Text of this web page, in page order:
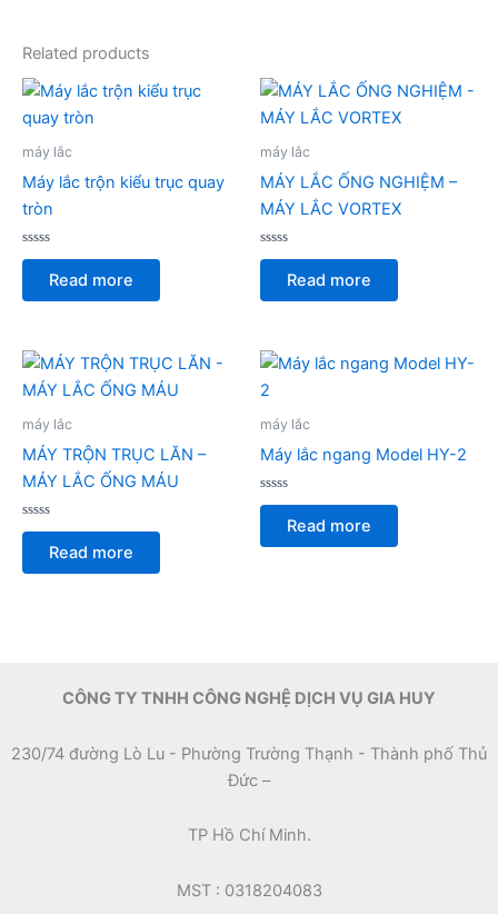
Related products
máy lắc
Máy lắc trộn kiểu trục quay
tròn
Rated
of
Read more
máy lắc
MÁY LẮC ỐNG NGHIỆM –
MÁY LẮC VORTEX
Rated
of
Read more
máy lắc
MÁY TRỘN TRỤC LĂN –
MÁY LẮC ỐNG MÁU
Rated
of
Read more
máy lắc
Máy lắc ngang Model HY-2
Rated
of
Read more
CÔNG TY TNHH CÔNG NGHỆ DỊCH VỤ GIA HUY
230/74 đường Lò Lu - Phường Trường Thạnh - Thành phố Thủ
Đức –
TP Hồ Chí Minh.
MST : 0318204083